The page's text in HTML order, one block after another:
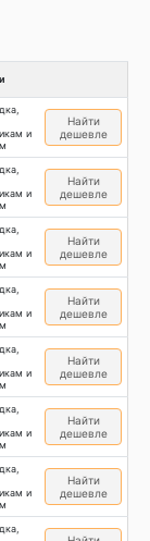
и
Найти
дешевле
и
Найти
дешевле
и
Найти
дешевле
и
Найти
дешевле
и
Найти
дешевле
и
Найти
дешевле
и
Найти
дешевле